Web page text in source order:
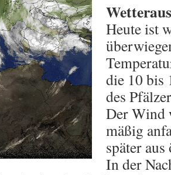
Heute ist
die 10 bis
des
Der Wind
mäßig
später
In der